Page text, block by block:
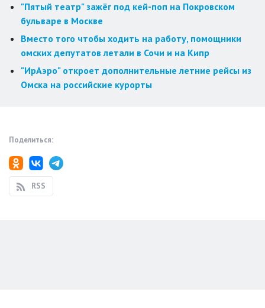
"Пятый театр" зажёг под кей-поп на Покровском
бульваре в Москве
Вместо того чтобы ходить на работу, помощники
омских депутатов летали в Сочи и на Кипр
"ИрАэро" откроет дополнительные летние рейсы из
Омска на российские курорты
Поделиться:
RSS